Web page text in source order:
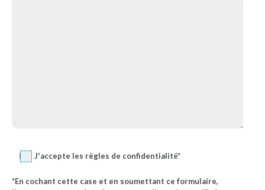
J'accepte les règles de confidentialité*
*En cochant cette case et en soumettant ce formulaire,